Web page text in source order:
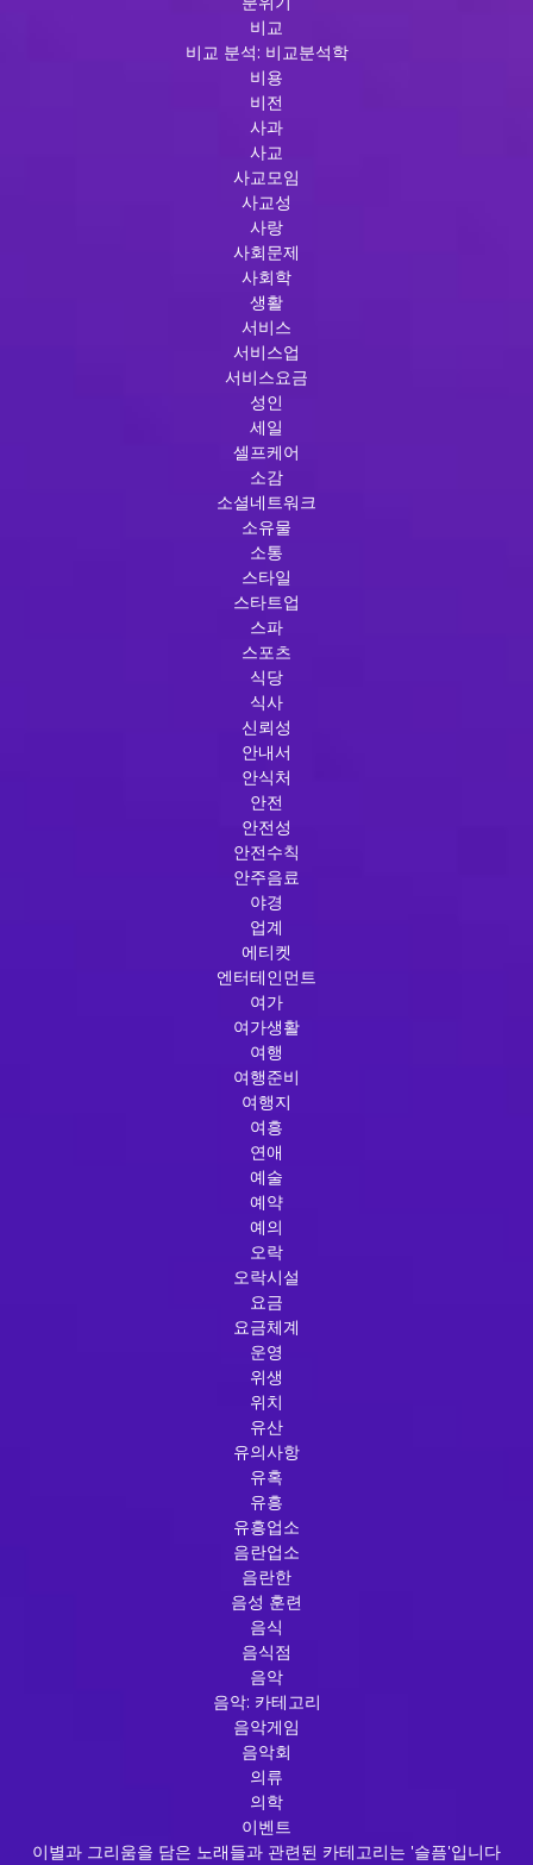
비교
비교 분석: 비교분석학
비용
비전
사과
사교
사교모임
사교성
사랑
사회문제
사회학
생활
서비스
서비스업
서비스요금
성인
세일
셀프케어
소감
소셜네트워크
소유물
소통
스타일
스타트업
스파
스포츠
식당
식사
신뢰성
안내서
안식처
안전
안전성
안전수칙
안주음료
야경
업계
에티켓
엔터테인먼트
여가
여가생활
여행
여행준비
여행지
여흥
연애
예술
예약
예의
오락
오락시설
요금
요금체계
운영
위생
위치
유산
유의사항
유혹
유흥
유흥업소
음란업소
음란한
음성 훈련
음식
음식점
음악
음악: 카테고리
음악게임
음악회
의류
의학
이벤트
이별과 그리움을 담은 노래들과 관련된 카테고리는 '슬픔'입니다